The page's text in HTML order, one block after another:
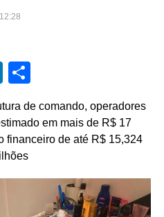
LinkedIn
de comando, operadores
em mais de R$ 17
financeiro de até R$ 15,324